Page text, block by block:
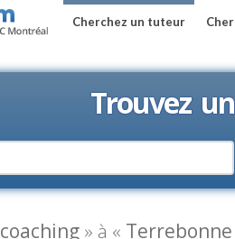
Cherchez un tuteur
Trouvez
coaching » à « Terrebonne